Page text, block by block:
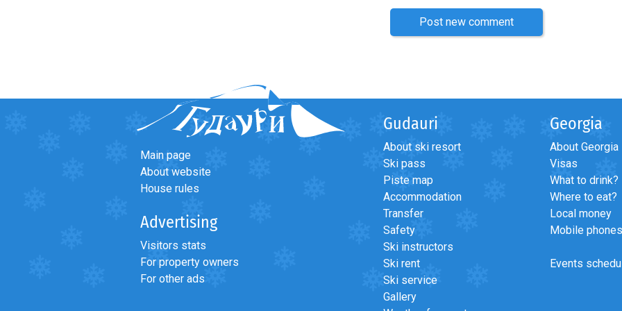
Post new comment
Main page
About website
House rules
Advertising
Visitors stats
For property owners
For other ads
Gudauri
About ski resort
Ski pass
Piste map
Accommodation
Transfer
Safety
Ski instructors
Ski rent
Ski service
Gallery
Georgia
About Georgia
Visas
What to drink?
Where to eat?
Local money
Mobile phones
Events